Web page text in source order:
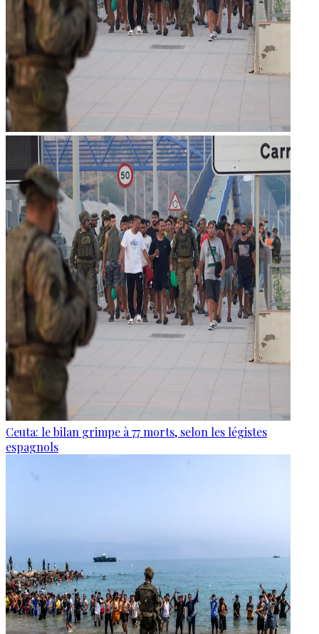
Ceuta: le bilan grimpe à 77 morts, selon les légistes
espagnols